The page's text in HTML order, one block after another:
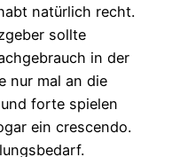
natürlich recht.
sollte
in der
nur mal an die
forte spielen
ein crescendo.